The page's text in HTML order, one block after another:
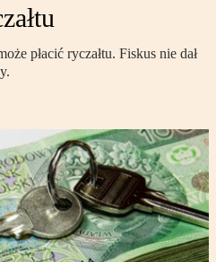
płacić ryczałtu. Fiskus nie dał